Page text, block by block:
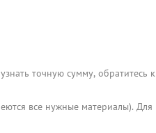
точную сумму, обратитесь к
все нужные материалы). Для